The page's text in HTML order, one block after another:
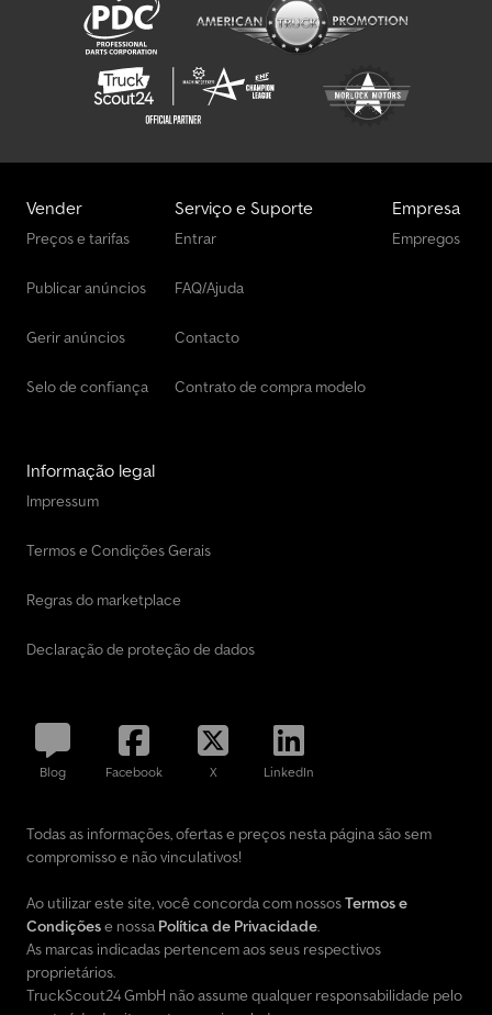
Vender
Preços e tarifas
Publicar anúncios
Gerir anúncios
Selo de confiança
Serviço e Suporte
Entrar
FAQ/Ajuda
Contacto
Contrato de compra modelo
Empresa
Empregos
Informação legal
Impressum
Termos e Condições Gerais
Regras do marketplace
Declaração de proteção de dados
Blog Facebook X LinkedIn
Todas as informações, ofertas e preços nesta página são sem
compromisso e não vinculativos!
Ao utilizar este site, você concorda com nossosTermos e
Condiçõese nossa Política de Privacidade.
As marcas indicadas pertencem aos seus respectivos
proprietários.
TruckScout24 GmbH não assume qualquer responsabilidade pelo